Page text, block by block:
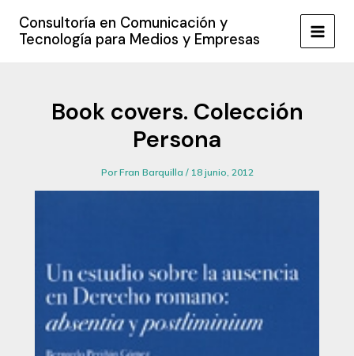
contenido
Consultoría en Comunicación y
Tecnología para Medios y Empresas
MAIN
Book covers. Colección
Persona
PorFran Barquilla / 18 junio, 2012